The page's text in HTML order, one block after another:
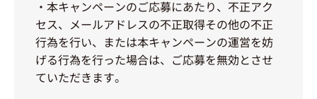
・本キャンペーンのご応募にあたり、不正アク
セス、メールアドレスの不正取得その他の不正
行為を行い、または本キャンペーンの運営を妨
げる行為を行った場合は、ご応募を無効とさせ
ていただきます。